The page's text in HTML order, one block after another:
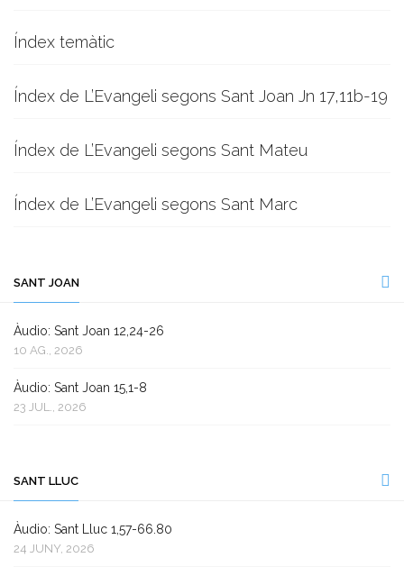
Índex temàtic
Índex de L’Evangeli segons Sant Joan Jn 17,11b-19
Índex de L’Evangeli segons Sant Mateu
Índex de L’Evangeli segons Sant Marc
SANT JOAN
Àudio: Sant Joan 12,24-26
10 AG., 2026
Àudio: Sant Joan 15,1-8
23 JUL., 2026
SANT LLUC
Àudio: Sant Lluc 1,57-66.80
24 JUNY, 2026